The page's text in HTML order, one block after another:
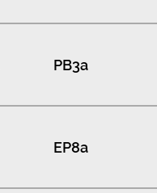
PB3a
EP8a